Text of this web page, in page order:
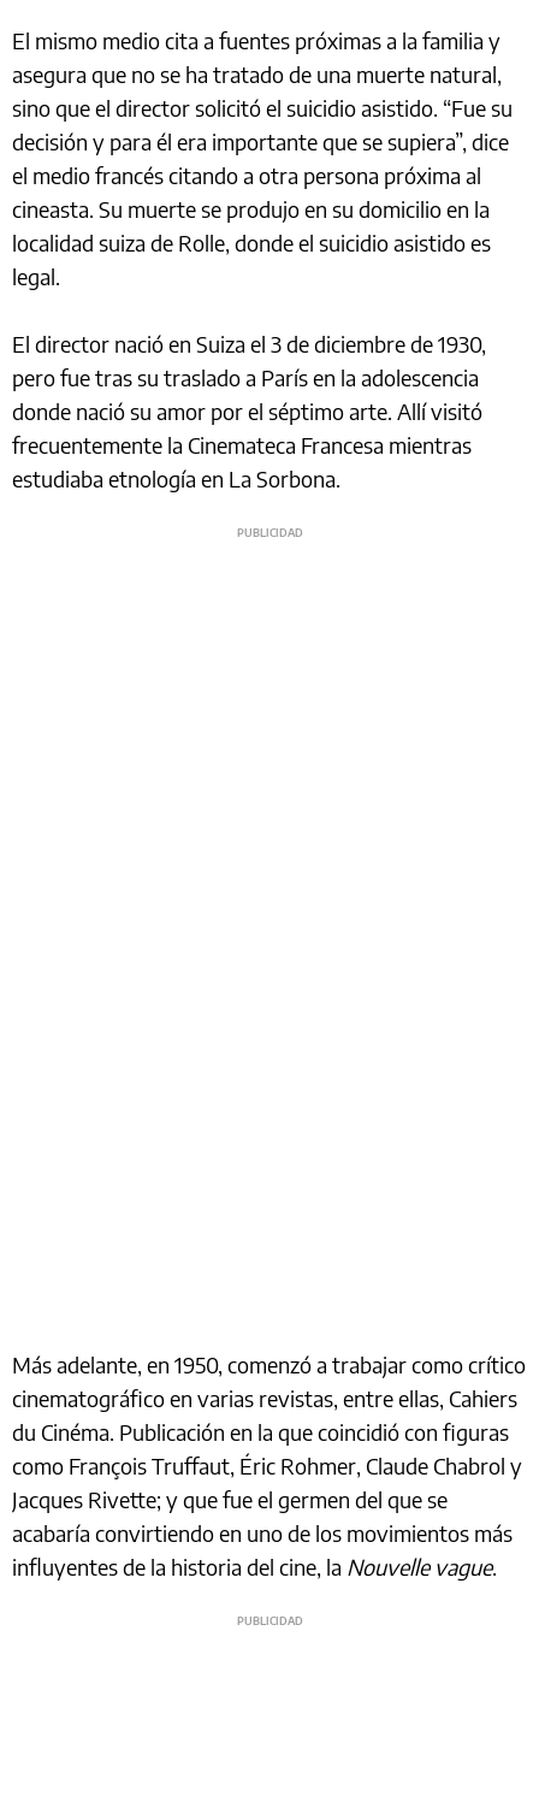
El mismo medio cita a fuentes próximas a la familia y
asegura que no se ha tratado de una muerte natural,
sino que el director solicitó el suicidio asistido. “Fue su
decisión y para él era importante que se supiera”, dice
el medio francés citando a otra persona próxima al
cineasta. Su muerte se produjo en su domicilio en la
localidad suiza de Rolle, donde el suicidio asistido es
legal.
El director nació en Suiza el 3 de diciembre de 1930,
pero fue tras su traslado a París en la adolescencia
donde nació su amor por el séptimo arte. Allí visitó
frecuentemente la Cinemateca Francesa mientras
estudiaba etnología en La Sorbona.
Más adelante, en 1950, comenzó a trabajar como crítico
cinematográfico en varias revistas, entre ellas, Cahiers
du Cinéma. Publicación en la que coincidió con figuras
como François Truffaut, Éric Rohmer, Claude Chabrol y
Jacques Rivette; y que fue el germen del que se
acabaría convirtiendo en uno de los movimientos más
influyentes de la historia del cine, la Nouvelle vague.